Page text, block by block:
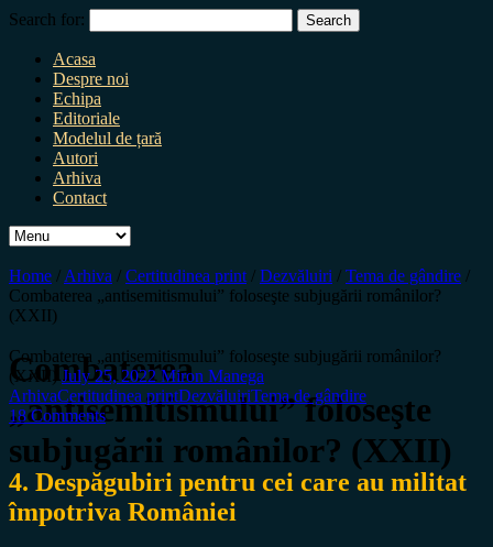
Search for:
Acasa
Despre noi
Echipa
Editoriale
Modelul de țară
Autori
Arhiva
Contact
Home / Arhiva / Certitudinea print / Dezvăluiri / Tema de gândire /
Combaterea „antisemitismului” foloseşte subjugării românilor?
(XXII)
Combaterea
„antisemitismului” foloseşte
subjugării românilor? (XXII)
Combaterea „antisemitismului” foloseşte subjugării românilor?
(XXII) July 25, 2022Miron Manega
ArhivaCertitudinea printDezvăluiriTema de gândire
18 Comments
4. Despăgubiri pentru cei care au militat
împotriva României